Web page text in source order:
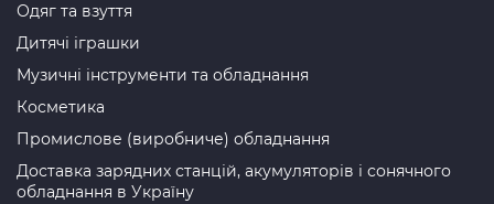
Одяг та взуття
Дитячі іграшки
Музичні інструменти та обладнання
Косметика
Промислове (виробниче) обладнання
Доставка зарядних станцій, акумуляторів і сонячного
обладнання в Україну